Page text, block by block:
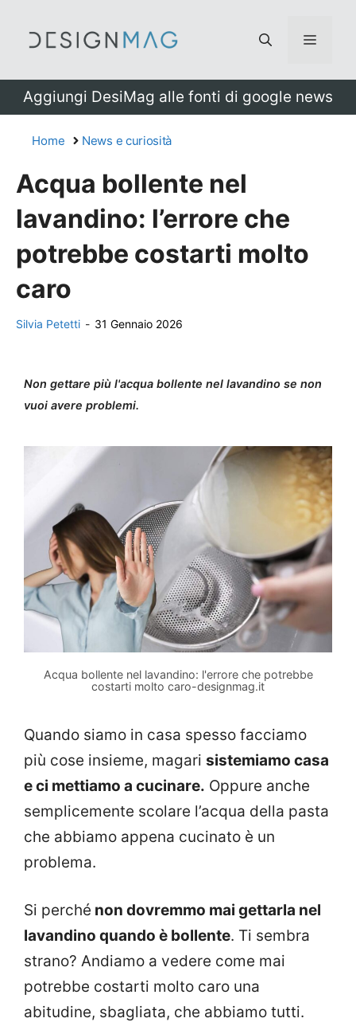
Menu
Aggiungi DesiMag alle fonti di google news
Home News e curiosità
Acqua bollente nel
lavandino: l’errore che
potrebbe costarti molto
caro
Silvia Petetti - 31 Gennaio 2026
Non gettare più l'acqua bollente nel lavandino se non
vuoi avere problemi.
Acqua bollente nel lavandino: l'errore che potrebbe
costarti molto caro-designmag.it
Quando siamo in casa spesso facciamo
più cose insieme, magari sistemiamo casa
e ci mettiamo a cucinare. Oppure anche
semplicemente scolare l’acqua della pasta
che abbiamo appena cucinato è un
problema.
Si perché non dovremmo mai gettarla nel
lavandino quando è bollente. Ti sembra
strano? Andiamo a vedere come mai
potrebbe costarti molto caro una
abitudine, sbagliata, che abbiamo tutti.